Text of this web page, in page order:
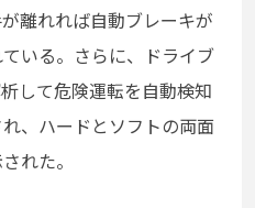
離れれば自動ブレーキが
いる。さらに、ドライブ
して危険運転を自動検知
、ハードとソフトの両面
れた。